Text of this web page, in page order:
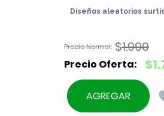
Diseños aleatorios
$1.990
El
precio
original
$
El
precio
actual
AGREGAR